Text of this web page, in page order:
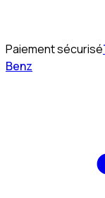
Paiement sécurisé
Benz